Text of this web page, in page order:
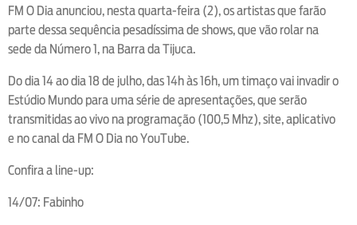
FM O Dia anunciou, nesta quarta-feira (2), os artistas que farão
parte dessa sequência pesadíssima de shows, que vão rolar na
sede da Número 1, na Barra da Tijuca.
Do dia 14 ao dia 18 de julho, das 14h às 16h, um timaço vai invadir o
Estúdio Mundo para uma série de apresentações, que serão
transmitidas ao vivo na programação (100,5 Mhz), site, aplicativo
e no canal da FM O Dia no YouTube.
Confira a line-up:
14/07: Fabinho